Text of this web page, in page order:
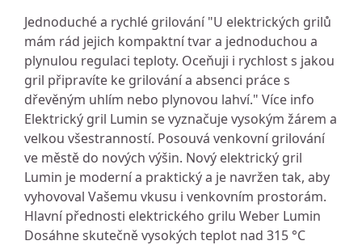
Jednoduché a rychlé grilování "U elektrických grilů
mám rád jejich kompaktní tvar a jednoduchou a
plynulou regulaci teploty. Oceňuji i rychlost s jakou
gril připravíte ke grilování a absenci práce s
dřevěným uhlím nebo plynovou lahví." Více info
Elektrický gril Lumin se vyznačuje vysokým žárem a
velkou všestranností. Posouvá venkovní grilování
ve městě do nových výšin. Nový elektrický gril
Lumin je moderní a praktický a je navržen tak, aby
vyhovoval Vašemu vkusu i venkovním prostorám.
Hlavní přednosti elektrického grilu Weber Lumin
Dosáhne skutečně vysokých teplot nad 315 °C